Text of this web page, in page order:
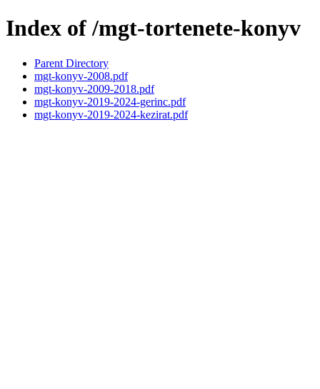
Index of /mgt-tortenete-konyv
Parent Directory
mgt-konyv-2008.pdf
mgt-konyv-2009-2018.pdf
mgt-konyv-2019-2024-gerinc.pdf
mgt-konyv-2019-2024-kezirat.pdf